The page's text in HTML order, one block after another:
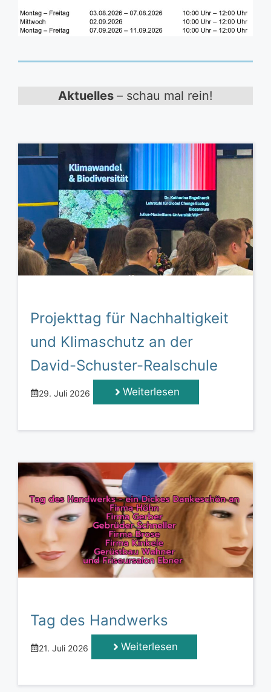
Aktuelles – schau mal rein!
Projekttag für Nachhaltigkeit
und Klimaschutz an der
David-Schuster-Realschule
29. Juli 2026 Weiterlesen
Tag des Handwerks
21. Juli 2026 Weiterlesen